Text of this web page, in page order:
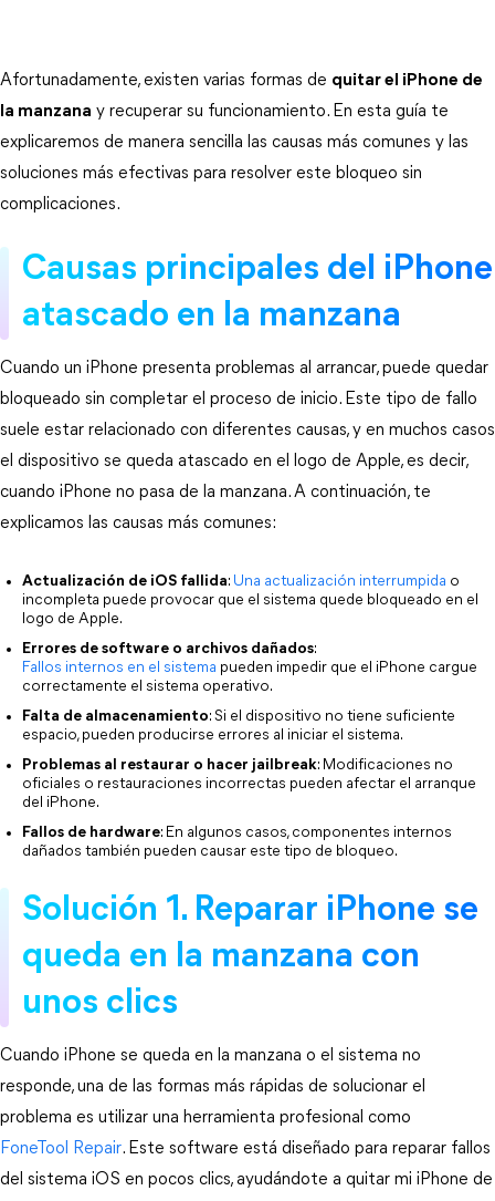
Afortunadamente, existen varias formas de quitar el iPhone de
la manzana y recuperar su funcionamiento. En esta guía te
explicaremos de manera sencilla las causas más comunes y las
soluciones más efectivas para resolver este bloqueo sin
complicaciones.
Causas principales del iPhone
atascado en la manzana
Cuando un iPhone presenta problemas al arrancar, puede quedar
bloqueado sin completar el proceso de inicio. Este tipo de fallo
suele estar relacionado con diferentes causas, y en muchos casos
el dispositivo se queda atascado en el logo de Apple, es decir,
cuando iPhone no pasa de la manzana. A continuación, te
explicamos las causas más comunes:
Actualización de iOS fallida: Una actualización interrumpida o
incompleta puede provocar que el sistema quede bloqueado en el
logo de Apple.
Errores de software o archivos dañados:
Fallos internos en el sistema pueden impedir que el iPhone cargue
correctamente el sistema operativo.
Falta de almacenamiento: Si el dispositivo no tiene suficiente
espacio, pueden producirse errores al iniciar el sistema.
Problemas al restaurar o hacer jailbreak: Modificaciones no
oficiales o restauraciones incorrectas pueden afectar el arranque
del iPhone.
Fallos de hardware: En algunos casos, componentes internos
dañados también pueden causar este tipo de bloqueo.
Solución 1. Reparar iPhone se
queda en la manzana con
unos clics
Cuando iPhone se queda en la manzana o el sistema no
responde, una de las formas más rápidas de solucionar el
problema es utilizar una herramienta profesional como
FoneTool Repair. Este software está diseñado para reparar fallos
del sistema iOS en pocos clics, ayudándote a quitar mi iPhone de